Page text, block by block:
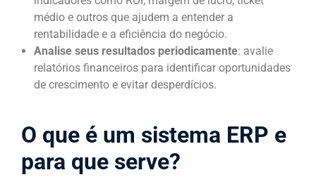
médio e outros que ajudem a entender a
rentabilidade e a eficiência do negócio.
Analise seus resultados periodicamente: avalie
relatórios financeiros para identificar oportunidades
de crescimento e evitar desperdícios.
O que é um sistema ERP e
para que serve?